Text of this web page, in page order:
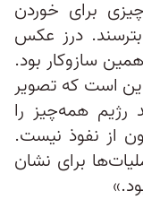
برای خوردن
بترسند. درز عکس
سازوکار بود.
است که تصویر
رژیم همه‌چیز را
از نفوذ نیست.
برای نشان